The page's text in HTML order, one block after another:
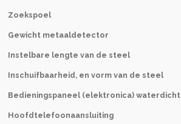
Zoekspoel
Gewicht metaaldetector
Instelbare lengte van de steel
Inschuifbaarheid, en vorm van de steel
Bedieningspaneel (elektronica) waterdicht
Hoofdtelefoonaansluiting